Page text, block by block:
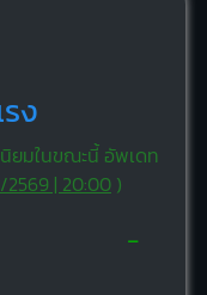
ง
ยมในขณะนี้ อัพเดท
| 20:00)
-